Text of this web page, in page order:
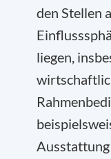
den Stellen
liegen,